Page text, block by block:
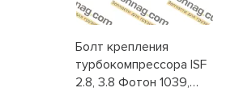
Болт крепления
турбокомпрессора ISF
2.8, 3.8 Фотон 1039,